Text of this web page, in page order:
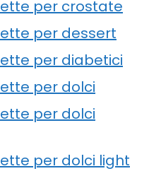
per crostate
per dessert
per diabetici
per dolci
per dolci
per dolci light